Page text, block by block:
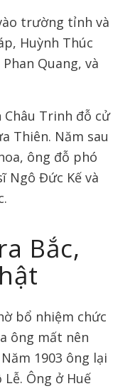
trường tỉnh và
Huỳnh Thúc
Quang, và
Châu Trinh đỗ cử
Thiên. Năm sau
ông đỗ phó
Ngô Đức Kế và
Bắc,
bổ nhiệm chức
ông mất nên
1903 ông lại
Ông ở Huế